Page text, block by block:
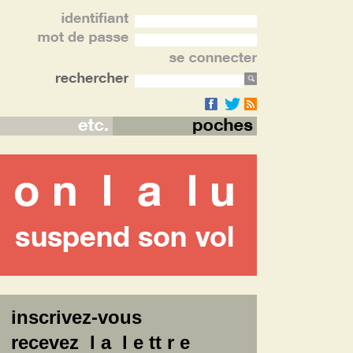
inscrivez-vous
recevez l a l e tt r e